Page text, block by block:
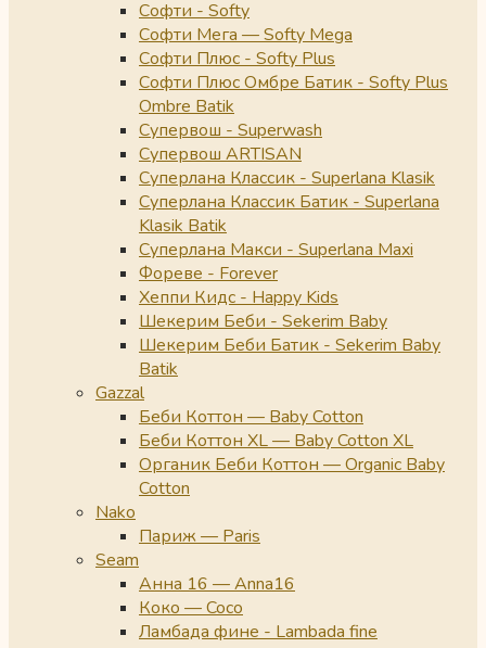
Софти - Softy
Софти Мега — Softy Mega
Софти Плюс - Softy Plus
Софти Плюс Омбре Батик - Softy Plus
Ombre Batik
Супервош - Superwash
Супервош ARTISAN
Суперлана Классик - Superlana Klasik
Суперлана Классик Батик - Superlana
Klasik Batik
Суперлана Макси - Superlana Maxi
Фореве - Forever
Хеппи Кидс - Happy Kids
Шекерим Беби - Sekerim Baby
Шекерим Беби Батик - Sekerim Baby
Batik
Gazzal
Беби Коттон — Baby Cotton
Беби Коттон XL — Baby Cotton XL
Органик Беби Коттон — Organic Baby
Cotton
Nako
Париж — Paris
Seam
Анна 16 — Anna16
Коко — Coco
Ламбада фине - Lambada fine